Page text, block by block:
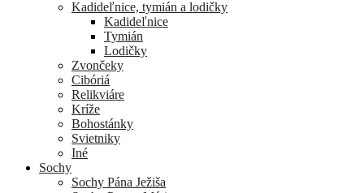
Kadideľnice, tymián a lodičky
Kadideľnice
Tymián
Lodičky
Zvončeky
Cibóriá
Relikviáre
Kríže
Bohostánky
Svietniky
Iné
Sochy
Sochy Pána Ježiša